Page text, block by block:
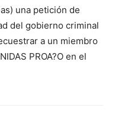
una petición de
del gobierno criminal
a un miembro
PROA?O en el